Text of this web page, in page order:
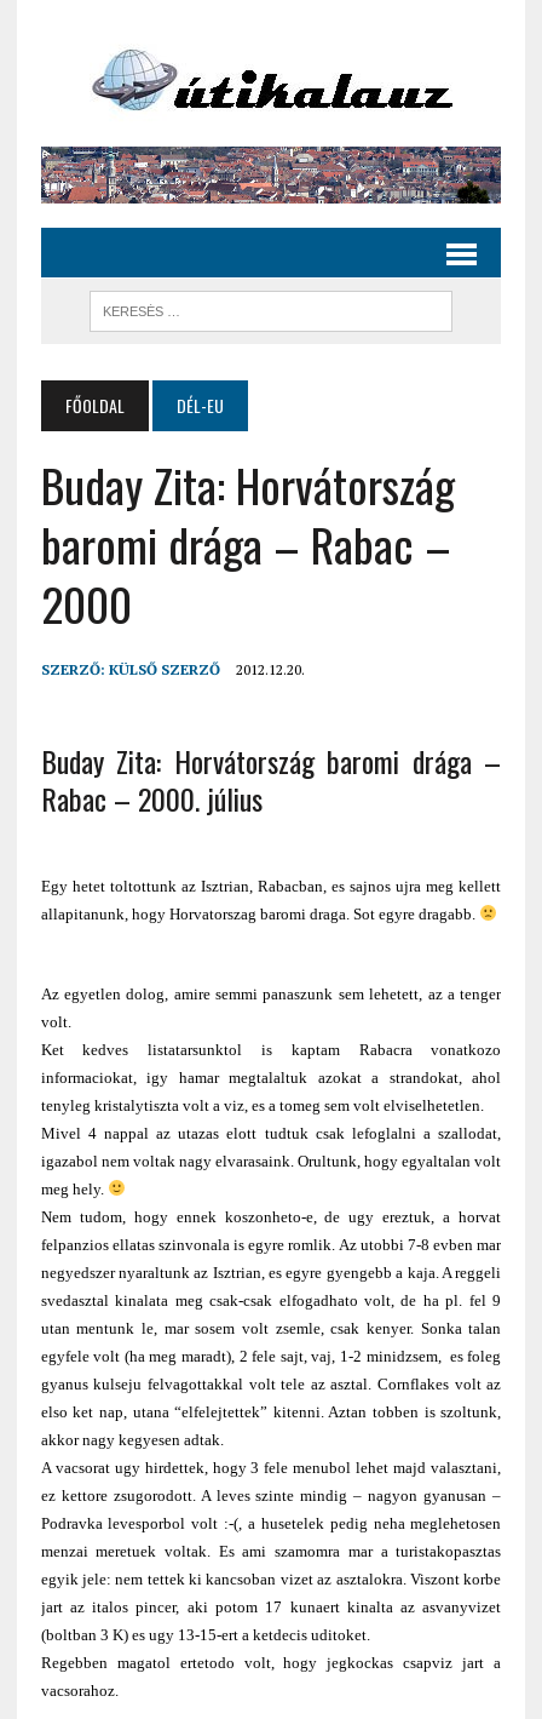
FŐOLDAL DÉL-EU
Buday Zita: Horvátország
baromi drága – Rabac –
2000
SZERZŐ: KÜLSŐ SZERZŐ 2012.12.20.
Buday Zita: Horvátország baromi drága –
Rabac – 2000. július
Egy hetet toltottunk az Isztrian, Rabacban, es sajnos ujra meg kellett
allapitanunk, hogy Horvatorszag baromi draga. Sot egyre dragabb.
Az egyetlen dolog, amire semmi panaszunk sem lehetett, az a tenger
volt.
Ket kedves listatarsunktol is kaptam Rabacra vonatkozo
informaciokat, igy hamar megtalaltuk azokat a strandokat, ahol
tenyleg kristalytiszta volt a viz, es a tomeg sem volt elviselhetetlen.
Mivel 4 nappal az utazas elott tudtuk csak lefoglalni a szallodat,
igazabol nem voltak nagy elvarasaink. Orultunk, hogy egyaltalan volt
meg hely.
Nem tudom, hogy ennek koszonheto-e, de ugy ereztuk, a horvat
felpanzios ellatas szinvonala is egyre romlik. Az utobbi 7-8 evben mar
negyedszer nyaraltunk az Isztrian, es egyre gyengebb a kaja. A reggeli
svedasztal kinalata meg csak-csak elfogadhato volt, de ha pl. fel 9
utan mentunk le, mar sosem volt zsemle, csak kenyer. Sonka talan
egyfele volt (ha meg maradt), 2 fele sajt, vaj, 1-2 minidzsem, es foleg
gyanus kulseju felvagottakkal volt tele az asztal. Cornflakes volt az
elso ket nap, utana “elfelejtettek” kitenni. Aztan tobben is szoltunk,
akkor nagy kegyesen adtak.
A vacsorat ugy hirdettek, hogy 3 fele menubol lehet majd valasztani,
ez kettore zsugorodott. A leves szinte mindig – nagyon gyanusan –
Podravka levesporbol volt :-(, a husetelek pedig neha meglehetosen
menzai meretuek voltak. Es ami szamomra mar a turistakopasztas
egyik jele: nem tettek ki kancsoban vizet az asztalokra. Viszont korbe
jart az italos pincer, aki potom 17 kunaert kinalta az asvanyvizet
(boltban 3 K) es ugy 13-15-ert a ketdecis uditoket.
Regebben magatol ertetodo volt, hogy jegkockas csapviz jart a
vacsorahoz.